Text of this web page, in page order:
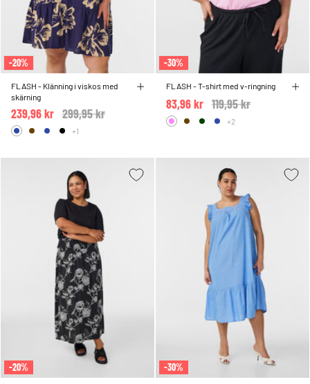
-20%
FLASH - Klänning i viskos med
skärning
Price reduced from
299,95 kr
239,96 kr
+1
-30%
FLASH - T-shirt med v-ringning
Price reduced from
119,95 kr
83,96 kr
+2
-20% -30%